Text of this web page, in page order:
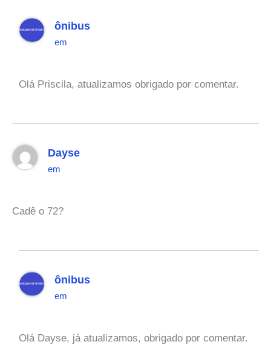
ônibus
em
Olá Priscila, atualizamos obrigado por comentar.
Dayse
em
Cadê o 72?
ônibus
em
Olá Dayse, já atualizamos, obrigado por comentar.